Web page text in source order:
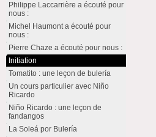
Philippe Laccarrière a écouté pour
nous :
Michel Haumont a écouté pour
nous :
Pierre Chaze a écouté pour nous :
Initiation
Tomatito : une leçon de bulería
Un cours particulier avec Niño
Ricardo
Niño Ricardo : une leçon de
fandangos
La Soleá por Bulería